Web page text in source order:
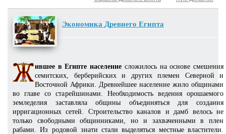
Экономика Древнего Египта
ившее в Египте население сложилось на основе сме­шения
семитских, берберийских и других племен Северной и
Восточной Африки. Древнейшее население жило общинами
во главе со старейшинами. Необходимость ведения орошаемого
земледелия заставляла общины объе­диняться для создания
ирригационных сетей. Строительство каналов и дамб велось не
только свободными общинниками, но и захваченными в плен
рабами. Из родовой знати стали вы­деляться местные властители.